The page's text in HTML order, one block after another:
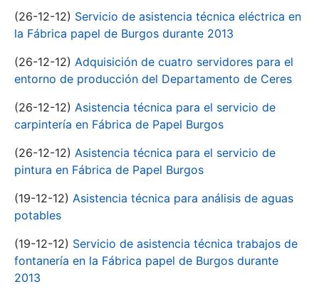
(26-12-12) Servicio de asistencia técnica eléctrica en
la Fábrica papel de Burgos durante 2013
(26-12-12) Adquisición de cuatro servidores para el
entorno de producción del Departamento de Ceres
(26-12-12) Asistencia técnica para el servicio de
carpintería en Fábrica de Papel Burgos
(26-12-12) Asistencia técnica para el servicio de
pintura en Fábrica de Papel Burgos
(19-12-12) Asistencia técnica para análisis de aguas
potables
(19-12-12) Servicio de asistencia técnica trabajos de
fontanería en la Fábrica papel de Burgos durante
2013